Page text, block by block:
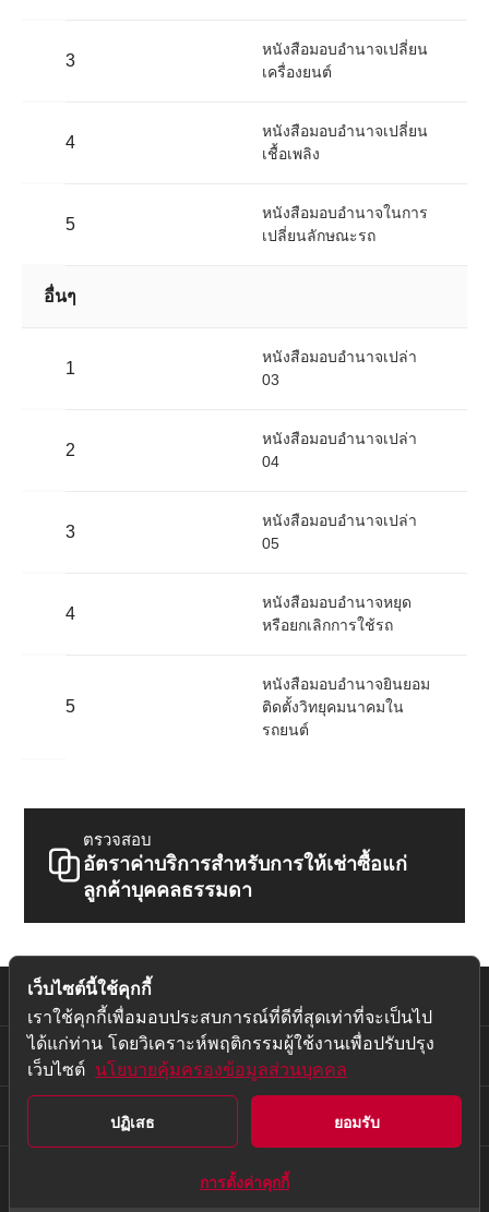
3
หนังสือมอบอำนาจเปลี่ยน
เครื่องยนต์
4
หนังสือมอบอำนาจเปลี่ยน
เชื้อเพลิง
5
หนังสือมอบอำนาจในการ
เปลี่ยนลักษณะรถ
อื่นๆ
1
หนังสือมอบอำนาจเปล่า
03
2
หนังสือมอบอำนาจเปล่า
04
3
หนังสือมอบอำนาจเปล่า
05
4
หนังสือมอบอำนาจหยุด
หรือยกเลิกการใช้รถ
5
หนังสือมอบอำนาจยินยอม
ติดตั้งวิทยุคมนาคมใน
รถยนต์
ตรวจสอบ
อัตราค่าบริการสำหรับการให้เช่าซื้อแก่
ลูกค้าบุคคลธรรมดา
เกี่ยวกับเรา
บริการหลังการขาย
เว็บไซต์นี้ใช้คุกกี้
เราใช้คุกกี้เพื่อมอบประสบการณ์ที่ดีที่สุดเท่าที่จะเป็นไป
ได้แก่ท่าน โดยวิเคราะห์พฤติกรรมผู้ใช้งานเพื่อปรับปรุง
เว็บไซต์ นโยบายคุ้มครองข้อมูลส่วนบุคคล
ปฏิเสธ ยอมรับ
การตั้งค่าคุกกี้